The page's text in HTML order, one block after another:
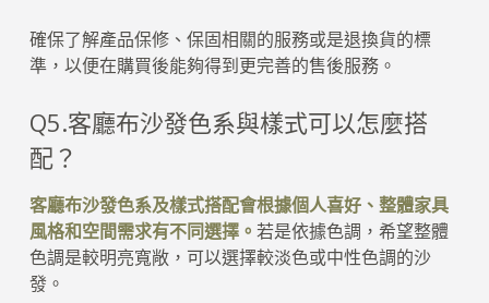
確保了解產品保修、保固相關的服務或是退換貨的標
準，以便在購買後能夠得到更完善的售後服務。
Q5.客廳布沙發色系與樣式可以怎麼搭
配？
客廳布沙發色系及樣式搭配會根據個人喜好、整體家具
風格和空間需求有不同選擇。 若是依據色調，希望整體
色調是較明亮寬敞，可以選擇較淡色或中性色調的沙
發。